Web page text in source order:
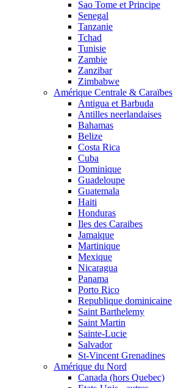
Sao Tome et Principe
Senegal
Tanzanie
Tchad
Tunisie
Zambie
Zanzibar
Zimbabwe
Amérique Centrale & Caraïbes
Antigua et Barbuda
Antilles neerlandaises
Bahamas
Belize
Costa Rica
Cuba
Dominique
Guadeloupe
Guatemala
Haiti
Honduras
Iles des Caraibes
Jamaique
Martinique
Mexique
Nicaragua
Panama
Porto Rico
Republique dominicaine
Saint Barthelemy
Saint Martin
Sainte-Lucie
Salvador
St-Vincent Grenadines
Amérique du Nord
Canada (hors Quebec)